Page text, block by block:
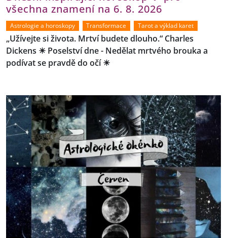
všechna znamení na 6. 8. 2026
Astrologie a horoskopy Transformace Tarot a výklad karet
„Užívejte si života. Mrtví budete dlouho.“ Charles
Dickens ☀ Poselství dne - Nedělat mrtvého brouka a
podívat se pravdě do očí ☀